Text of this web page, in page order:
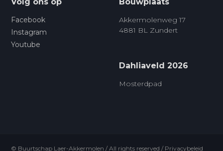
Facebook
Instagram
Youtube
Akkermolenweg 17
4881 BL Zundert
Dahliaveld 2026
Mosterdpad
© Buurtschap Laer-Akkermolen / All rights reserved / Privacybeleid